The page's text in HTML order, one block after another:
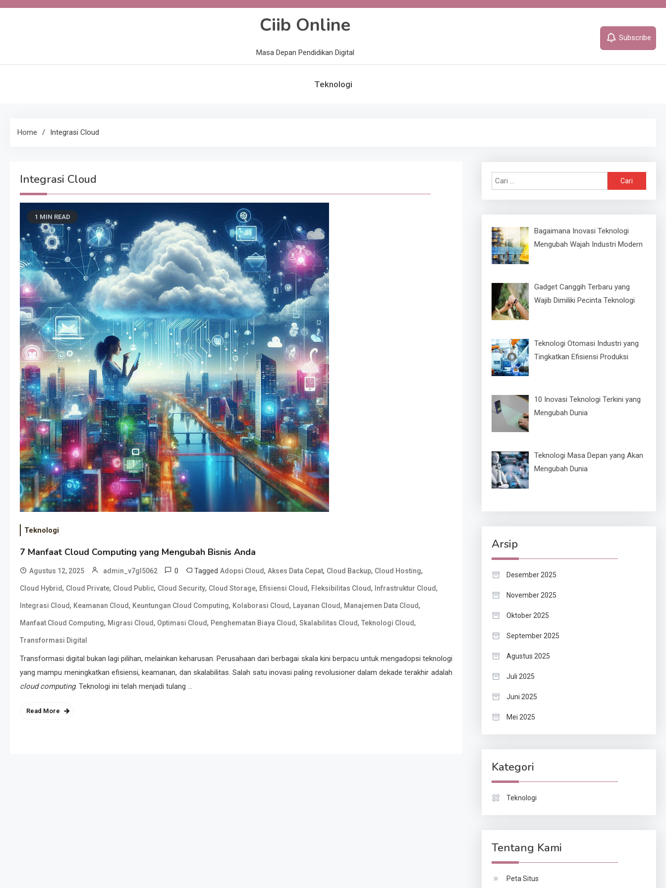
Skip
Ciib Online
Masa Depan Pendidikan Digital
Subscribe
Teknologi
Home Integrasi Cloud
Integrasi Cloud
1 MIN READ
Teknologi
7 Manfaat Cloud Computing yang Mengubah Bisnis Anda
Agustus 12, 2025 admin_v7gl5062 0 Tagged Adopsi Cloud, Akses Data Cepat, Cloud Backup, Cloud Hosting,
Cloud Hybrid, Cloud Private, Cloud Public, Cloud Security, Cloud Storage, Efisiensi Cloud, Fleksibilitas Cloud, Infrastruktur Cloud,
Integrasi Cloud, Keamanan Cloud, Keuntungan Cloud Computing, Kolaborasi Cloud, Layanan Cloud, Manajemen Data Cloud,
Manfaat Cloud Computing, Migrasi Cloud, Optimasi Cloud, Penghematan Biaya Cloud, Skalabilitas Cloud, Teknologi Cloud,
Transformasi Digital
Transformasi digital bukan lagi pilihan, melainkan keharusan. Perusahaan dari berbagai skala kini berpacu untuk mengadopsi teknologi
yang mampu meningkatkan efisiensi, keamanan, dan skalabilitas. Salah satu inovasi paling revolusioner dalam dekade terakhir adalah
cloud computing. Teknologi ini telah menjadi tulang …
Read More
untuk:
Bagaimana Inovasi Teknologi
Mengubah Wajah Industri Modern
Gadget Canggih Terbaru yang
Wajib Dimiliki Pecinta Teknologi
Teknologi Otomasi Industri yang
Tingkatkan Efisiensi Produksi
10 Inovasi Teknologi Terkini yang
Mengubah Dunia
Teknologi Masa Depan yang Akan
Mengubah Dunia
Arsip
Desember 2025
November 2025
Oktober 2025
September 2025
Agustus 2025
Juli 2025
Juni 2025
Mei 2025
Kategori
Teknologi
Tentang Kami
Peta Situs